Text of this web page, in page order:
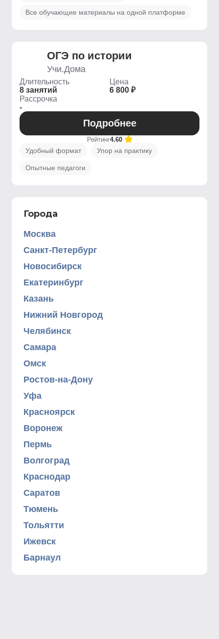
Все обучающие материалы на одной платформе
ОГЭ по истории
Учи.Дома
Длительность
8 занятий
Цена
6 800 ₽
Рассрочка
-
Подробнее
Рейтинг4.60
Удобный формат Упор на практику
Опытные педагоги
Города
Москва
Санкт-Петербург
Новосибирск
Екатеринбург
Казань
Нижний Новгород
Челябинск
Самара
Омск
Ростов-на-Дону
Уфа
Красноярск
Воронеж
Пермь
Волгоград
Краснодар
Саратов
Тюмень
Тольятти
Ижевск
Барнаул